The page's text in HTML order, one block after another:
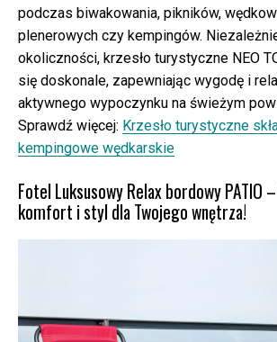
podczas biwakowania, pikników,
plenerowych czy kempingów.
okoliczności, krzesło turystyczne NEO
się doskonale, zapewniając wygodę i
aktywnego wypoczynku na świeżym
Sprawdź więcej: Krzesło turystyczne
kempingowe wędkarskie
Fotel Luksusowy Relax bordowy PATIO
komfort i styl dla Twojego wnętrza!